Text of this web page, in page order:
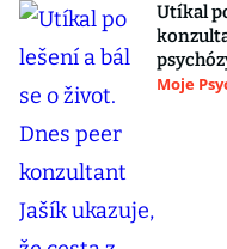
Utíkal
Moje